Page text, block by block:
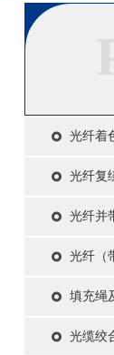
光纤着
光纤复
光纤并
光纤（
填充绳
光缆绞